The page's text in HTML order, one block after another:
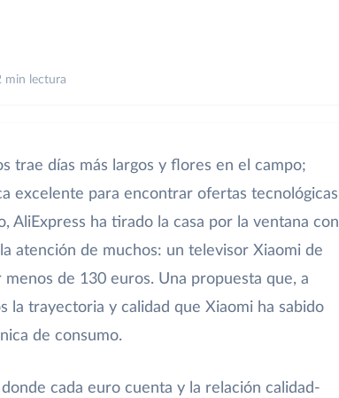
min lectura
trae días más largos y flores en el campo;
excelente para encontrar ofertas tecnológicas
AliExpress ha tirado la casa por la ventana con
atención de muchos: un televisor Xiaomi de
de 130 euros. Una propuesta que, a
la trayectoria y calidad que Xiaomi ha sabido
de consumo.
cada euro cuenta y la relación calidad-